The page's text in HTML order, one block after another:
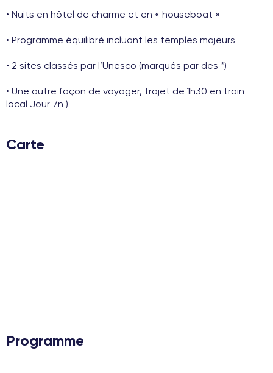
• Nuits en hôtel de charme et en « houseboat »
• Programme équilibré incluant les temples majeurs
• 2 sites classés par l’Unesco (marqués par des *)
• Une autre façon de voyager, trajet de 1h30 en train
local Jour 7n )
Carte
Programme